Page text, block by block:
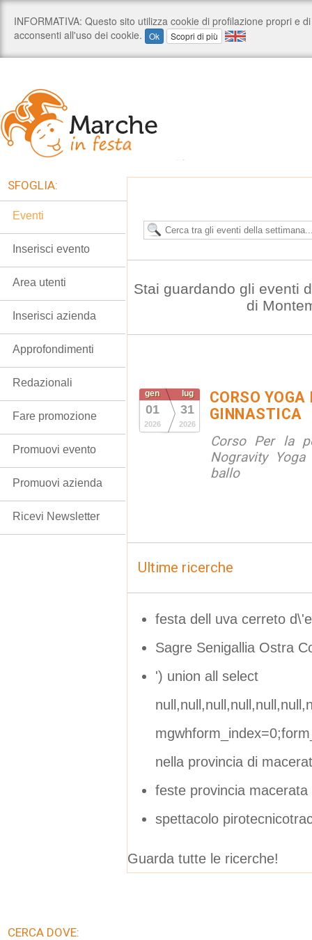
Stai guardando gli eventi
di
gen
01
2026
lug
31
2026
CORSO
GINNASTICA
Corso Per la
Nogravity
ballo
Ultime ricerche
festa dell uva cerreto
Sagre Senigallia Ostra
') union all select
nella provincia di
feste provincia macerata
spettacolo
Guarda tutte le ricerche!
SFOGLIA:
Eventi
Inserisci evento
Area utenti
Inserisci azienda
Approfondimenti
Redazionali
Fare promozione
Promuovi evento
Promuovi azienda
Ricevi Newsletter
CERCA DOVE: